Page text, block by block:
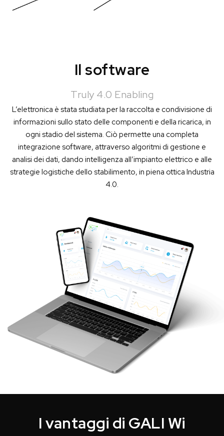
Il software
Truly 4.0 Enabling
L’elettronica è stata studiata per la raccolta e condivisione di
informazioni sullo stato delle componenti e della ricarica, in
ogni stadio del sistema. Ciò permette una completa
integrazione software, attraverso algoritmi di gestione e
analisi dei dati, dando intelligenza all’impianto elettrico e alle
strategie logistiche dello stabilimento, in piena ottica Industria
4.0.
I vantaggi di GALI Wi